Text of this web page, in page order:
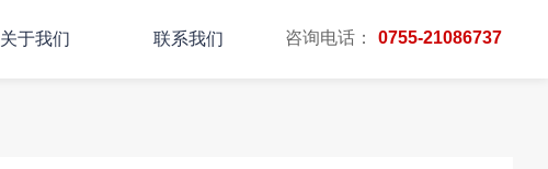
关于我们 联系我们 咨询电话： 0755-21086737
主页 TAG标签